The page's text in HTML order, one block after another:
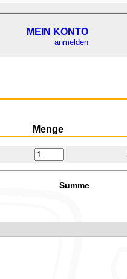
MEIN KONTO
anmelden
Menge
Summe